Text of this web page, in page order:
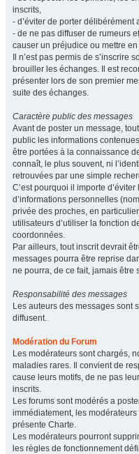
inscrits,
- d’éviter de porter
- de ne pas diffuser de rumeurs
causer un préjudice ou mettre
Il n’est pas permis de
brouiller les échanges. Il est
présenter lors de son premier
suite des échanges.
Caractère public des messages
Avant de poster un message,
public les informations
être portées à la connaissance
connaît, le plus souvent, ni
retrouvées par une simple
C’est pourquoi il importe
d’informations personnelles
privée des proches, en
utilisateurs d’utiliser la fonction
coordonnées.
Par ailleurs, tout inscrit devrait
messages pourra être reprise
ne pourra, de ce fait, jamais être
Responsabilité des messages
Les auteurs des messages sont
diffusent.
Modération du Forum
Les modérateurs sont chargés,
maladies rares. Il convient de
cause leurs motifs, de ne pas
inscrits.
Les forums sont modérés a
immédiatement, les
présente Charte.
Les modérateurs pourront
les règles de fonctionnement